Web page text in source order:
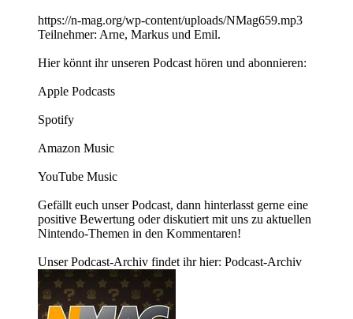
https://n-mag.org/wp-content/uploads/NMag659.mp3
Teilnehmer: Arne, Markus und Emil.
Hier könnt ihr unseren Podcast hören und abonnieren:
Apple Podcasts
Spotify
Amazon Music
YouTube Music
Gefällt euch unser Podcast, dann hinterlasst gerne eine
positive Bewertung oder diskutiert mit uns zu aktuellen
Nintendo-Themen in den Kommentaren!
Unser Podcast-Archiv findet ihr hier: Podcast-Archiv